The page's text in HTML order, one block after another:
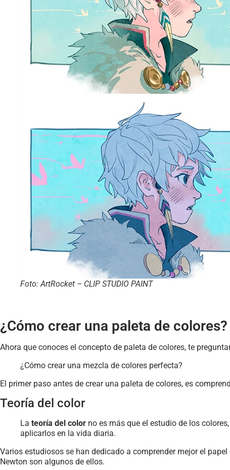
Foto: ArtRocket – CLIP STUDIO PAINT
¿Cómo crear una paleta de colores?
Ahora que conoces el concepto de paleta de colores, te
¿Cómo crear una mezcla de colores perfecta?
El primer paso antes de crear una paleta de colores, es
Teoría del color
La teoría del color no es más que el estudio de los
aplicarlos en la vida diaria.
Varios estudiosos se han dedicado a comprender mejor el
Newton son algunos de ellos.